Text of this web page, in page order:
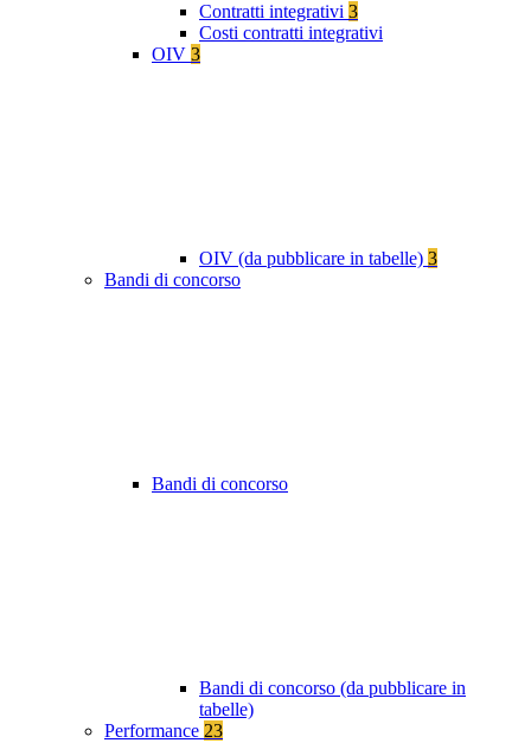
Contratti integrativi 3
Costi contratti integrativi
OIV 3
OIV (da pubblicare in tabelle) 3
Bandi di concorso
Bandi di concorso
Bandi di concorso (da pubblicare in
tabelle)
Performance 23